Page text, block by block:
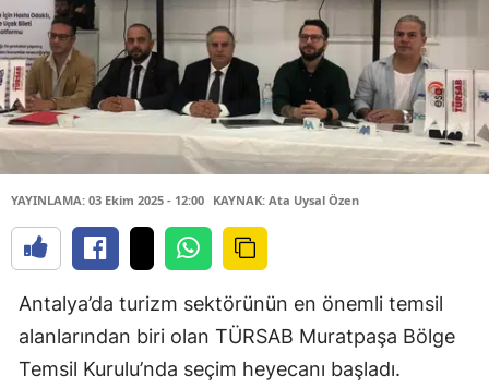
YAYINLAMA: 03 Ekim 2025 - 12:00 KAYNAK: Ata Uysal Özen
Antalya’da turizm sektörünün en önemli temsil
alanlarından biri olan TÜRSAB Muratpaşa Bölge
Temsil Kurulu’nda seçim heyecanı başladı.